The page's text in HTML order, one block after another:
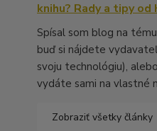
knihu? Rady a tipy od
Spísal som blog na tému
buď si nájdete
svoju technológiu),
vydáte sami na vlastné
Zobraziť všetky články